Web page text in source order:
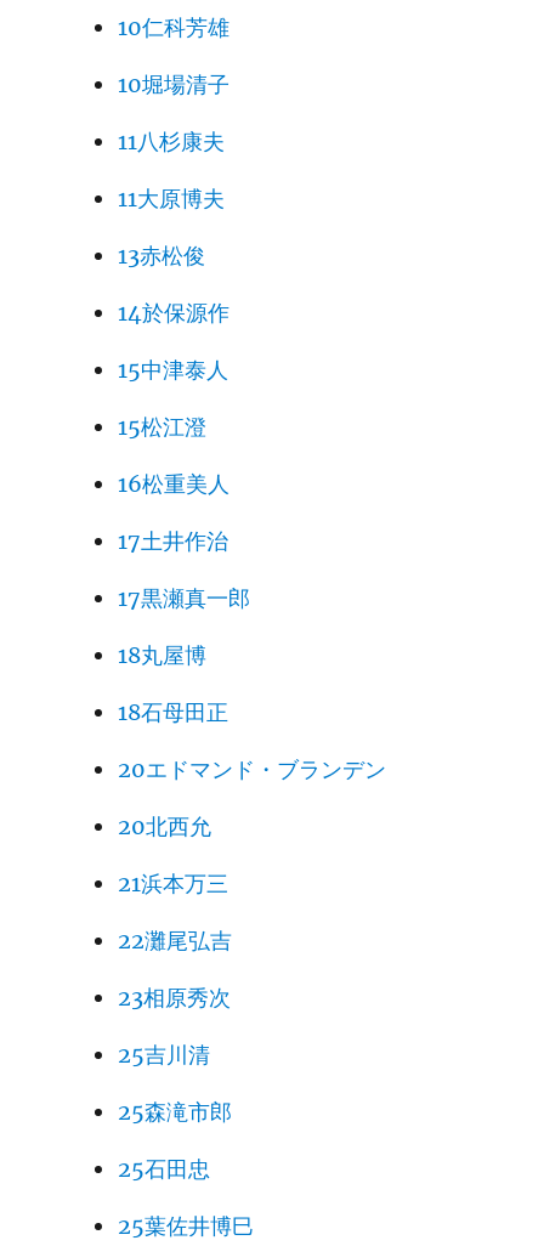
10仁科芳雄
10堀場清子
11八杉康夫
11大原博夫
13赤松俊
14於保源作
15中津泰人
15松江澄
16松重美人
17土井作治
17黒瀬真一郎
18丸屋博
18石母田正
20エドマンド・ブランデン
20北西允
21浜本万三
22灘尾弘吉
23相原秀次
25吉川清
25森滝市郎
25石田忠
25葉佐井博巳